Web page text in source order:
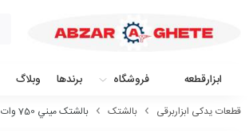
ابزارقطعه فروشگاه برندها وبلاگ
قطعات یدکی ابزاربرقی بالشتک بالشتک ميني 750 وات (1700 ) طرح بوش ام جی اس mjs